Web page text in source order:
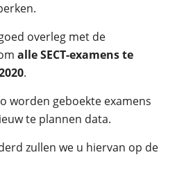
overleg met de
alle SECT-examens te
.
worden geboekte examens
te plannen data.
zullen we u hiervan op de